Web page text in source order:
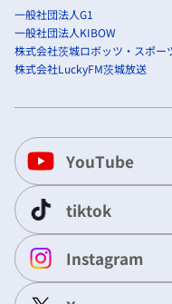
一般社団法人G1
一般社団法人KIBOW
株式会社茨城ロボッツ・スポー
株式会社LuckyFM茨城放送
YouTube
tiktok
Instagram